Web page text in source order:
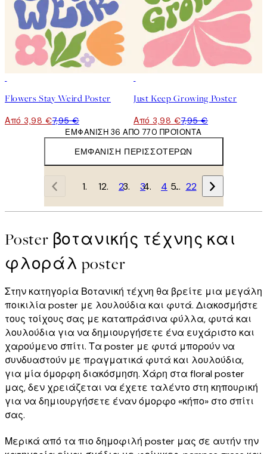
Flowers Stay Weird Poster
Από 3,98 €7,95 €
Just Keep Growing Poster
Από 3,98 €7,95 €
ΕΜΦΆΝΙΣΗ ΠΕΡΙΣΣΌΤΕΡΩΝ
ΕΜΦΆΝΙΣΗ 36 ΑΠΌ 770 ΠΡΟΪΌΝΤΑ
1 2 3 4 … 22
Poster βοτανικής τέχνης και
φλοράλ poster
Στην κατηγορία Βοτανική τέχνη θα βρείτε μια μεγάλη
ποικιλία poster με λουλούδια και φυτά. Διακοσμήστε
τους τοίχους σας με καταπράσινα φύλλα, φυτά και
λουλούδια για να δημιουργήσετε ένα ευχάριστο και
χαρούμενο σπίτι. Τα poster με φυτά μπορούν να
συνδυαστούν με πραγματικά φυτά και λουλούδια,
για μία όμορφη διακόσμηση. Χάρη στα floral poster
μας, δεν χρειάζεται να έχετε ταλέντο στη κηπουρική
για να δημιουργήσετε έναν όμορφο «κήπο» στο σπίτι
σας.
Μερικά από τα πιο δημοφιλή poster μας σε αυτήν την